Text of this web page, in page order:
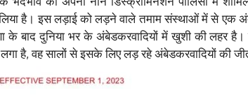
लिया है। इस लड़ाई को लड़ने वाले तमाम संस्थाओं में से
के बाद दुनिया भर के अंबेडकरवादियों में खुशी की लहर
है, वह सालों से इसके लिए लड़ रहे अंबेडकरवादियों की